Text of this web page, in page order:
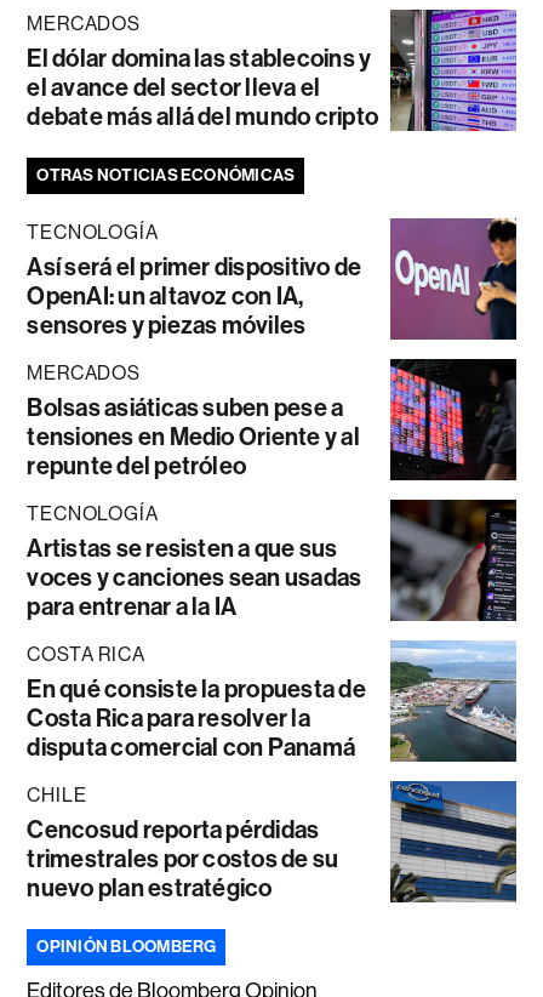
MERCADOS
El dólar domina las stablecoins y
el avance del sector lleva el
debate más allá del mundo cripto
OTRAS NOTICIAS ECONÓMICAS
TECNOLOGÍA
Así será el primer dispositivo de
OpenAI: un altavoz con IA,
sensores y piezas móviles
MERCADOS
Bolsas asiáticas suben pese a
tensiones en Medio Oriente y al
repunte del petróleo
TECNOLOGÍA
Artistas se resisten a que sus
voces y canciones sean usadas
para entrenar a la IA
COSTA RICA
En qué consiste la propuesta de
Costa Rica para resolver la
disputa comercial con Panamá
CHILE
Cencosud reporta pérdidas
trimestrales por costos de su
nuevo plan estratégico
OPINIÓN BLOOMBERG
Editores de Bloomberg Opinion